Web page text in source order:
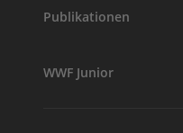
Publikationen
WWF Junior